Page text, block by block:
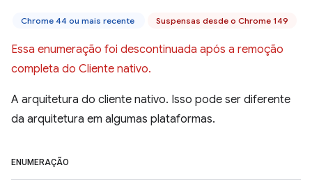
Chrome 44 ou mais recente Suspensas desde o Chrome 149
Essa enumeração foi descontinuada após a remoção
completa do Cliente nativo.
A arquitetura do cliente nativo. Isso pode ser diferente
da arquitetura em algumas plataformas.
ENUMERAÇÃO